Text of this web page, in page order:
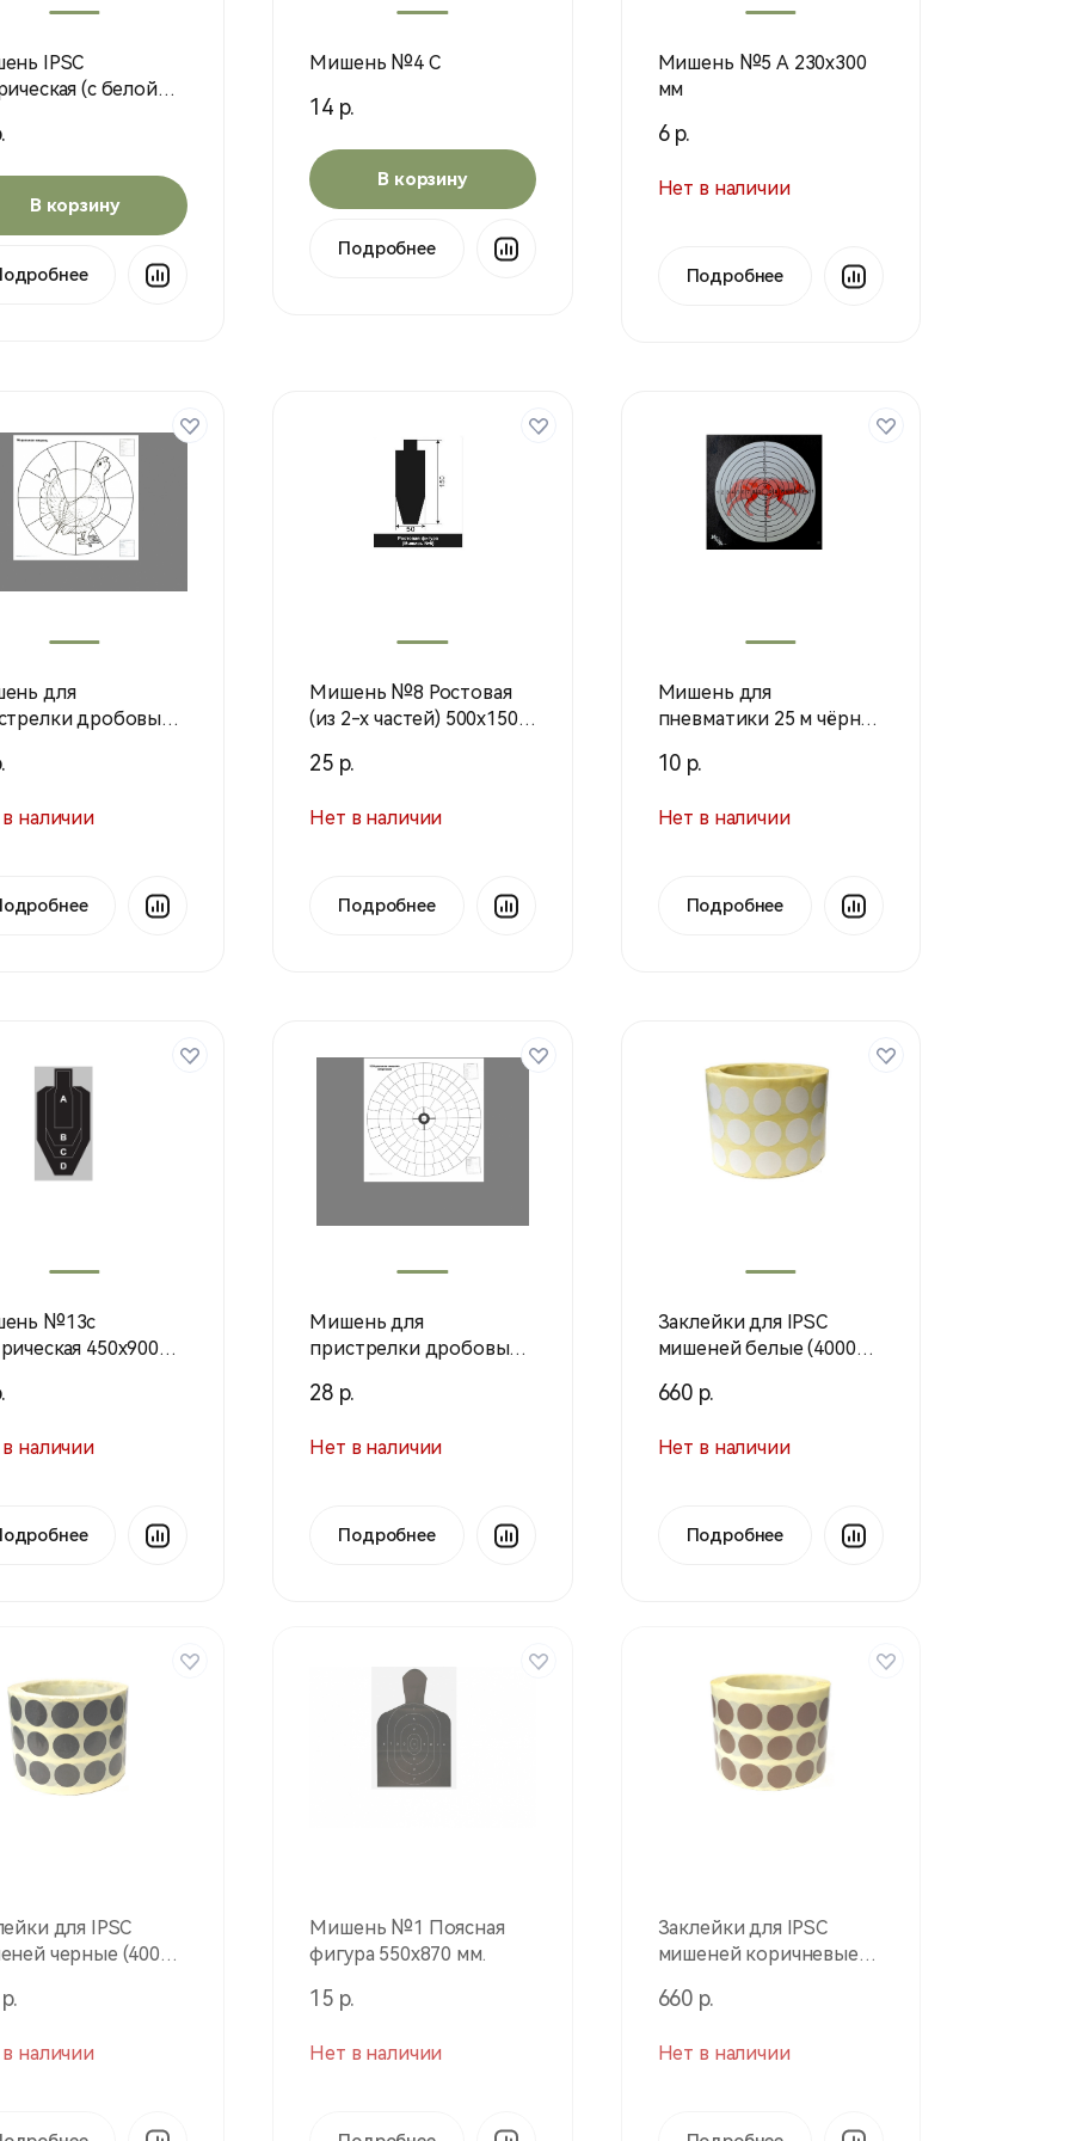
IPSC
(с белой
В корзину
Мишень №4 С
14 р.
В корзину
Подробнее
Мишень №5 А 230х300
мм
6 р.
Нет в наличии
Подробнее
для
дробовых
800х800 мм, 80г/
наличии
Мишень №8 Ростовая
(из 2-х частей) 500х1500
25 р.
Нет в наличии
Подробнее
Мишень для
пневматики 25 м чёрно-
картон 280г/м (1шт.)
10 р.
Нет в наличии
Подробнее
№13с
450х900
наличии
Мишень для
пристрелки дробовых
800х800 мм, 80г/м
28 р.
Нет в наличии
Подробнее
Заклейки для IPSC
мишеней белые (4000
660 р.
Нет в наличии
Подробнее
для IPSC
черные (4000
наличии
Мишень №1 Поясная
фигура 550х870 мм.
15 р.
Нет в наличии
Заклейки для IPSC
мишеней коричневые
660 р.
Нет в наличии